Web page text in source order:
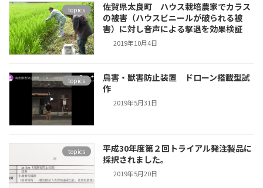
topics
佐賀県太良町 ハウス栽培農家でカラス
の被害（ハウスビニールが破られる被
害）に対し音声による撃退を効果検証
2019年10月4日
topics
鳥害・獣害防止装置 ドローン搭載型試
作
2019年5月31日
topics
平成30年度第２回トライアル発注製品に
採択されました。
2019年5月20日